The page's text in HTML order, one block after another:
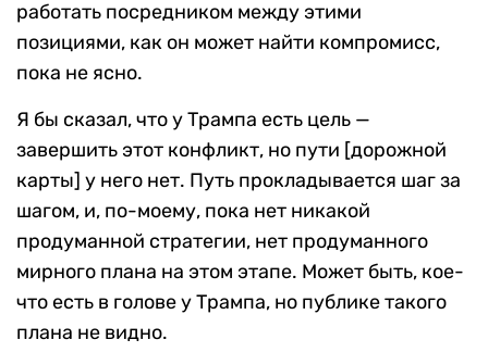
работать посредником между этими
позициями, как он может найти компромисс,
пока не ясно.
Я бы сказал, что у Трампа есть цель —
завершить этот конфликт, но пути [дорожной
карты] у него нет. Путь прокладывается шаг за
шагом, и, по-моему, пока нет никакой
продуманной стратегии, нет продуманного
мирного плана на этом этапе. Может быть, кое-
что есть в голове у Трампа, но публике такого
плана не видно.